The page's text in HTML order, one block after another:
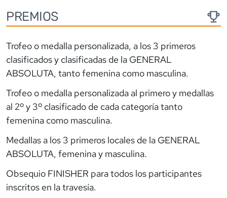
PREMIOS
Trofeo o medalla personalizada, a los 3 primeros
clasificados y clasificadas de la GENERAL
ABSOLUTA, tanto femenina como masculina.
Trofeo o medalla personalizada al primero y medallas
al 2º y 3º clasificado de cada categoría tanto
femenina como masculina.
Medallas a los 3 primeros locales de la GENERAL
ABSOLUTA, femenina y masculina.
Obsequio FINISHER para todos los participantes
inscritos en la travesía.